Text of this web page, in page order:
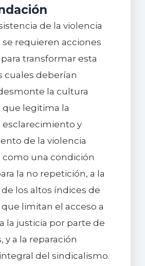
de la violencia
requieren acciones
transformar esta
cuales deberían
la cultura
legitima la
esclarecimiento y
de la violencia
como una condición
la no repetición, a la
los altos índices de
limitan el acceso a
la justicia por parte de
y a la reparación
del sindicalismo.